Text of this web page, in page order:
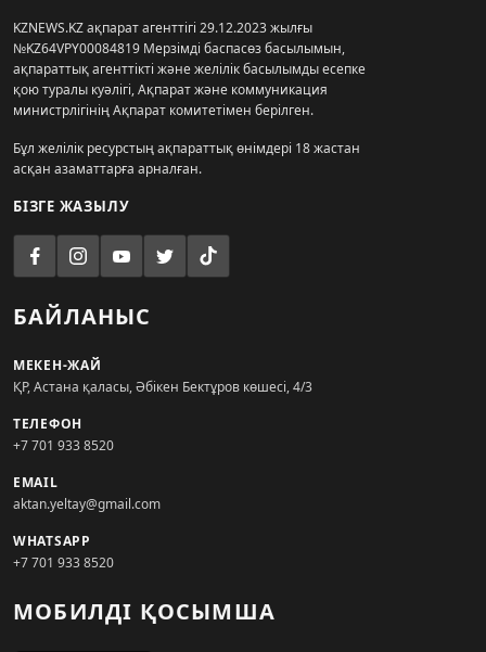
KZNEWS.KZ ақпарат агенттігі 29.12.2023 жылғы
№KZ64VPY00084819 Мерзімді баспасөз басылымын,
ақпараттық агенттікті және желілік басылымды есепке
қою туралы куәлігі, Ақпарат және коммуникация
министрлігінің Ақпарат комитетімен берілген.
Бұл желілік ресурстың ақпараттық өнімдері 18 жастан
асқан азаматтарға арналған.
БІЗГЕ ЖАЗЫЛУ
БАЙЛАНЫС
МЕКЕН-ЖАЙ
ҚР, Астана қаласы, Әбікен Бектұров көшесі, 4/3
ТЕЛЕФОН
+7 701 933 8520
EMAIL
aktan.yeltay@gmail.com
WHATSAPP
+7 701 933 8520
МОБИЛДІ ҚОСЫМША